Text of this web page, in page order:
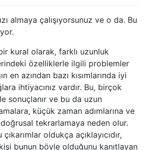
almaya çalışıyorsunuz ve o da. Bu
kural olarak, farklı uzunluk
özelliklerle ilgili problemler
en azından bazı kısımlarında iyi
ihtiyacınız vardır. Bu, birçok
sonuçlanır ve bu da uzun
küçük zaman adımlarına ve
tekrarlamaya neden olur.
oldukça açıklayıcıdır,
bunun böyle olduğunu kanıtlayan